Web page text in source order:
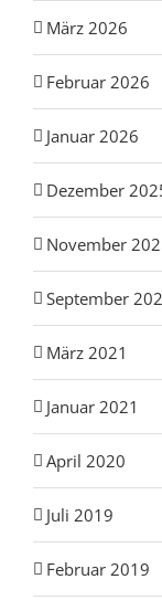
März 2026
Februar 2026
Januar 2026
Dezember
November
September
März 2021
Januar 2021
April 2020
Juli 2019
Februar 2019